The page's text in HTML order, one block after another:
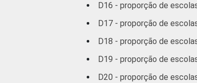
D16 - proporção de
D17 - proporção de
D18 - proporção de
D19 - proporção de
D20 - proporção de